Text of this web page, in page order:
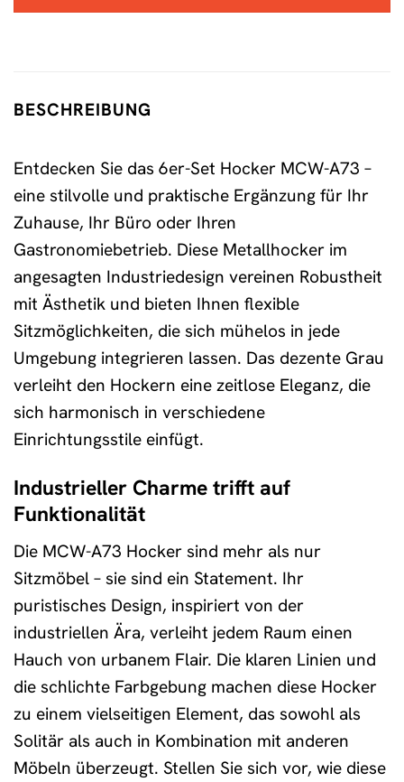
BESCHREIBUNG
Entdecken Sie das 6er-Set Hocker MCW-A73 –
eine stilvolle und praktische Ergänzung für Ihr
Zuhause, Ihr Büro oder Ihren
Gastronomiebetrieb. Diese Metallhocker im
angesagten Industriedesign vereinen Robustheit
mit Ästhetik und bieten Ihnen flexible
Sitzmöglichkeiten, die sich mühelos in jede
Umgebung integrieren lassen. Das dezente Grau
verleiht den Hockern eine zeitlose Eleganz, die
sich harmonisch in verschiedene
Einrichtungsstile einfügt.
Industrieller Charme trifft auf
Funktionalität
Die MCW-A73 Hocker sind mehr als nur
Sitzmöbel – sie sind ein Statement. Ihr
puristisches Design, inspiriert von der
industriellen Ära, verleiht jedem Raum einen
Hauch von urbanem Flair. Die klaren Linien und
die schlichte Farbgebung machen diese Hocker
zu einem vielseitigen Element, das sowohl als
Solitär als auch in Kombination mit anderen
Möbeln überzeugt. Stellen Sie sich vor, wie diese